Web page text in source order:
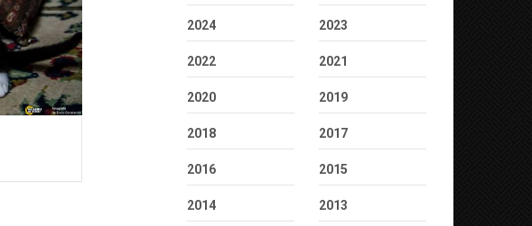
2024 2023
2022 2021
2020 2019
2018 2017
2016 2015
2014 2013